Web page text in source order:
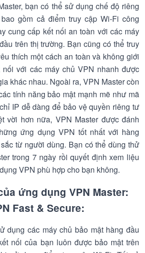
bạn có thể sử dụng chế độ riêng
gồm cả điểm truy cập Wi-Fi công
cung cấp kết nối an toàn với các máy
trên thị trường. Bạn cũng có thể truy
thích một cách an toàn và không giới
nối với các máy chủ VPN nhanh được
khác nhau. Ngoài ra, VPN Master còn
tính năng bảo mật mạnh mẽ như mã
IP dễ dàng để bảo vệ quyền riêng tư
vời hơn nữa, VPN Master được đánh
ứng dụng VPN tốt nhất với hàng
từ người dùng. Bạn có thể dùng thử
trong 7 ngày rồi quyết định xem liệu
VPN phù hợp cho bạn không.
ứng dụng VPN Master:
Fast & Secure:
dụng các máy chủ bảo mật hàng đầu
nối của bạn luôn được bảo mật trên